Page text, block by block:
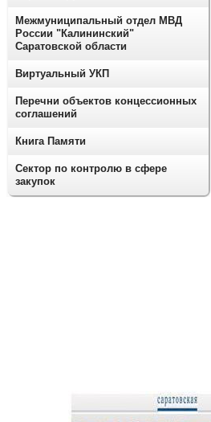
Межмуниципальный отдел МВД
России "Калининский"
Саратовской области
Виртуальный УКП
Перечни объектов концессионных
соглашений
Книга Памяти
Сектор по контролю в сфере
закупок